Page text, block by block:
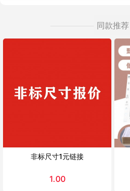
同款推荐
非标尺寸1元链接
1.00